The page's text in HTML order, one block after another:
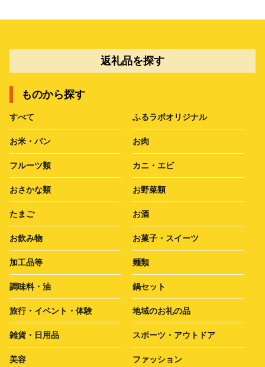
返礼品を探す
ものから探す
すべて ふるラボオリジナル
お米・パン お肉
フルーツ類 カニ・エビ
おさかな類 お野菜類
たまご お酒
お飲み物 お菓子・スイーツ
加工品等 麺類
調味料・油 鍋セット
旅行・イベント・体験 地域のお礼の品
雑貨・日用品 スポーツ・アウトドア
美容 ファッション